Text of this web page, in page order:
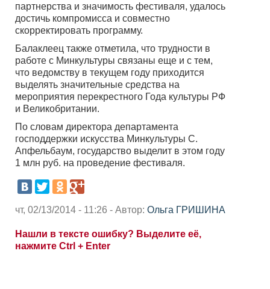
партнерства и значимость фестиваля, удалось
достичь компромисса и совместно
скорректировать программу.
Балаклеец также отметила, что трудности в
работе с Минкультуры связаны еще и с тем,
что ведомству в текущем году приходится
выделять значительные средства на
мероприятия перекрестного Года культуры РФ
и Великобритании.
По словам директора департамента
господдержки искусства Минкультуры С.
Апфельбаум, государство выделит в этом году
1 млн руб. на проведение фестиваля.
чт, 02/13/2014 - 11:26 - Автор: Ольга ГРИШИНА
Нашли в тексте ошибку? Выделите её,
нажмите Ctrl + Enter